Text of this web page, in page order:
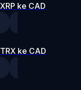
XRP ke CAD
TRX ke CAD